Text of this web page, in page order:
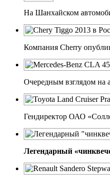
На Шанхайском
Компания Cherry
Очередным взглядом на
Гендиректор ОАО
Легендарный